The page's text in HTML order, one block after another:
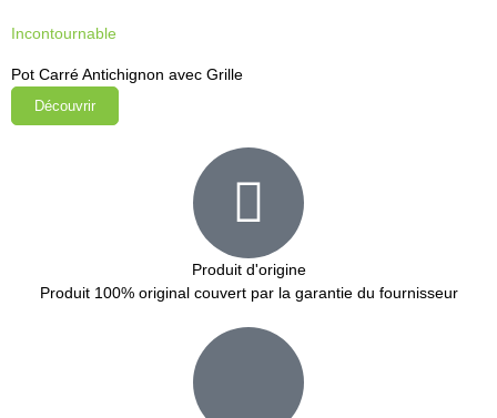
Incontournable
Pot Carré Antichignon avec Grille
Découvrir
Produit d'origine
Produit 100% original couvert par la garantie du fournisseur